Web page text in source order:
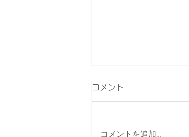
コメント
コメントを追加…